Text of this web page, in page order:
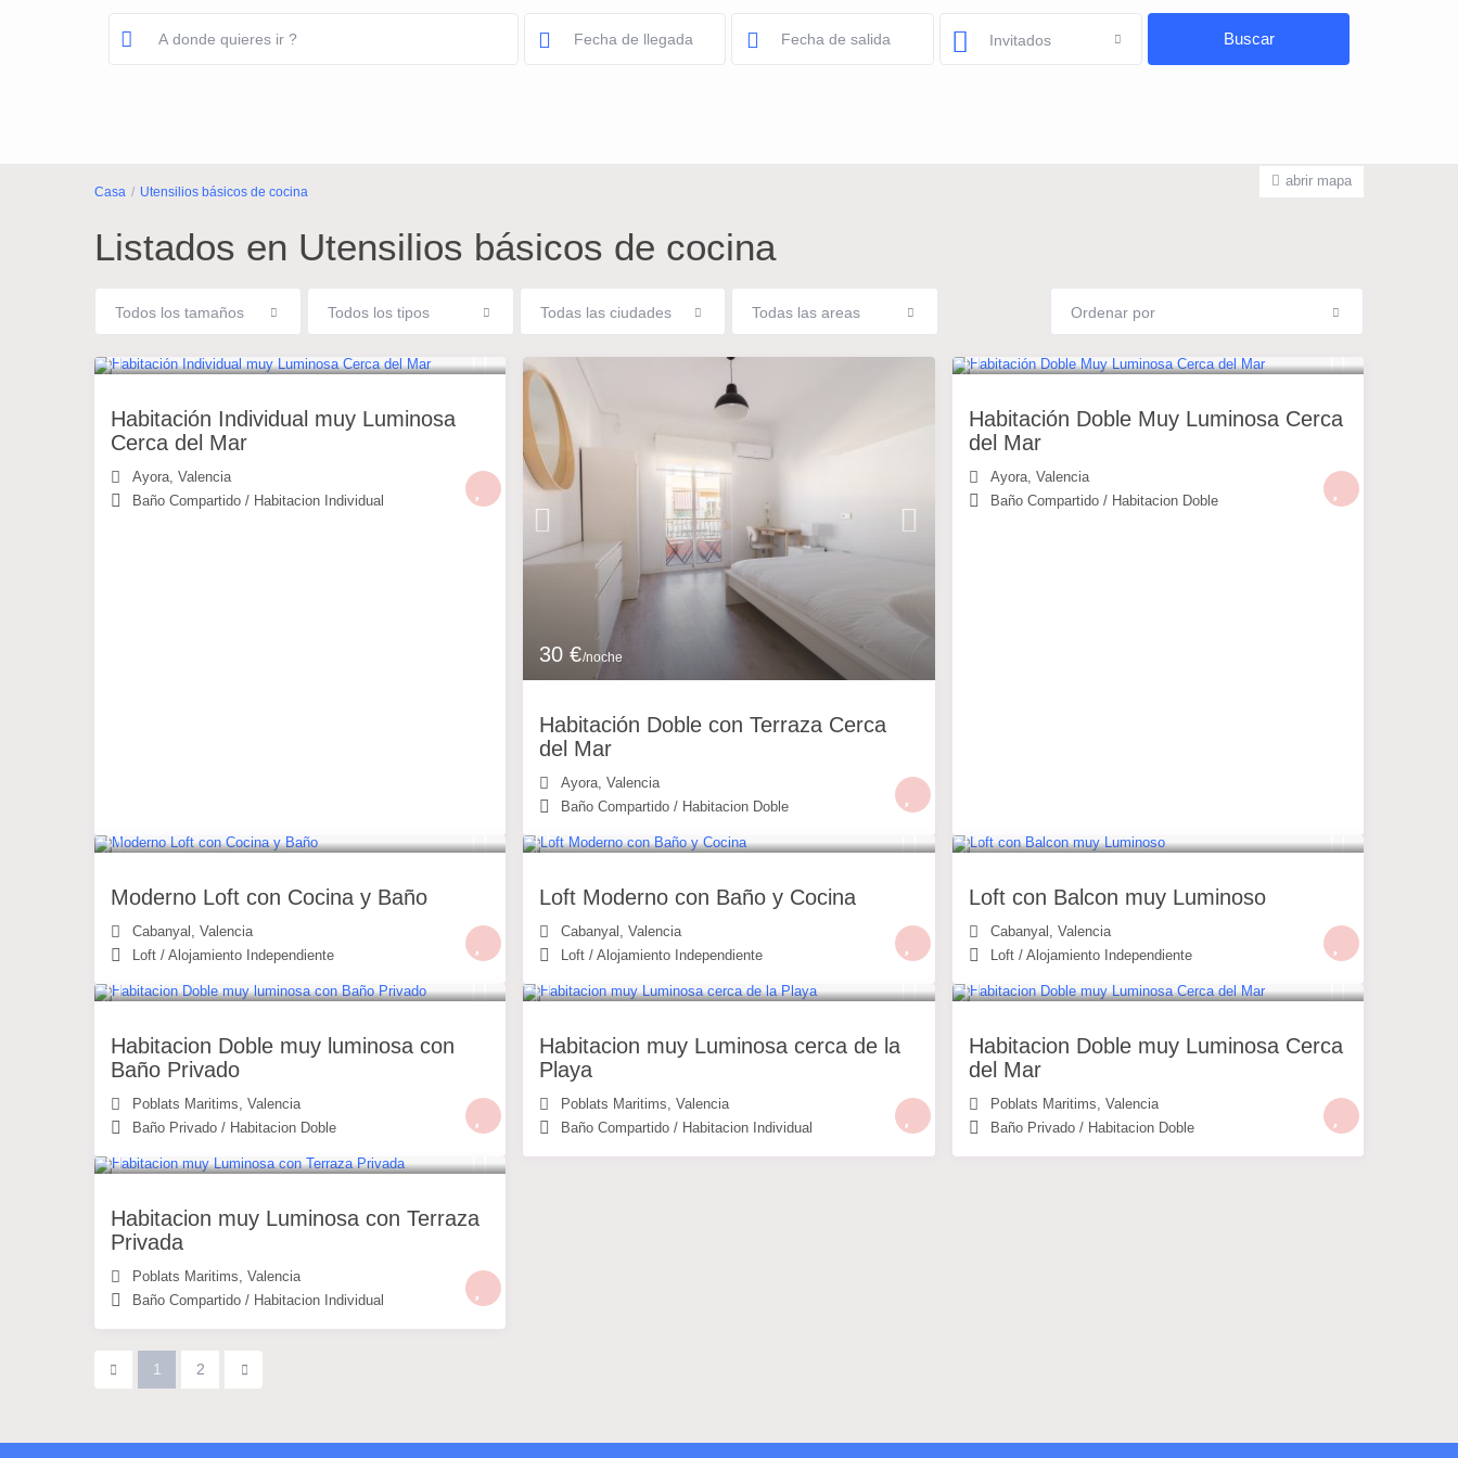
abrir mapa
Invitados
Casa Utensilios básicos de cocina
Listados en Utensilios básicos de cocina
Todos los tamaños Todos los tipos Todas las ciudades Todas las areas Ordenar por
Habitación Individual muy Luminosa
Cerca del Mar
Ayora, Valencia
Baño Compartido / Habitacion Individual
30 €/noche
Habitación Doble con Terraza Cerca
del Mar
Ayora ,Valencia
Baño Compartido / Habitacion Doble
Habitación Doble Muy Luminosa Cerca
del Mar
Ayora, Valencia
Baño Compartido/ Habitacion Doble
Moderno Loft con Cocina y Baño
Cabanyal
Valencia
Loft / Alojamiento Independiente
Loft Moderno con Baño y Cocina
Cabanyal ,Valencia
Loft /Alojamiento Independiente
Loft con Balcon muy Luminoso
Cabanyal
Valencia
Loft/ Alojamiento Independiente
Habitacion Doble muy luminosa con
Baño Privado
Poblats Maritims Valencia
Baño Privado / Habitacion Doble
Habitacion muy Luminosa cerca de la
Playa
Poblats Maritims ,Valencia
Baño Compartido / Habitacion Individual
Habitacion Doble muy Luminosa Cerca
del Mar
Poblats Maritims Valencia
Baño Privado/ Habitacion Doble
Habitacion muy Luminosa con Terraza
Privada
Poblats Maritims Valencia
Baño Compartido / Habitacion Individual
1 2